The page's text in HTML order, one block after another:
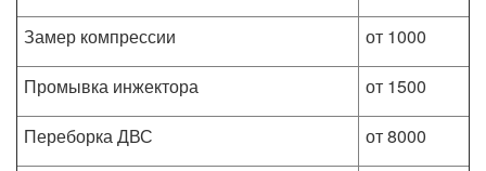
Замер компрессии
от 1000
Промывка инжектора
от 1500
Переборка ДВС
от 8000